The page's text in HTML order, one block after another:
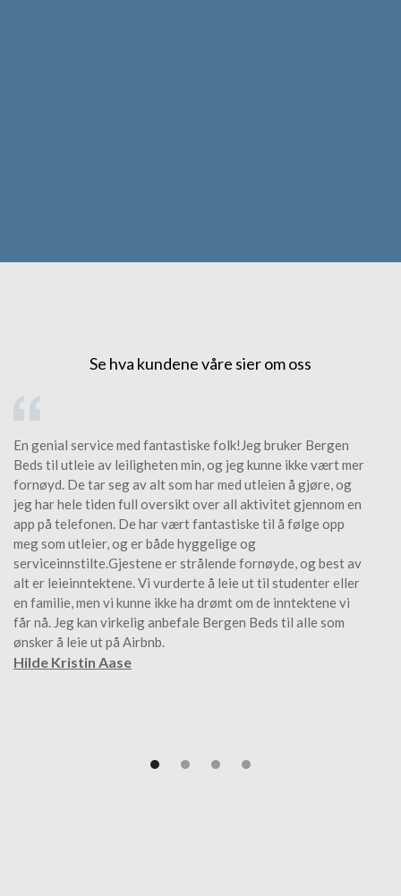
Se hva kundene våre sier om oss
En genial service med fantastiske folk!Jeg bruker Bergen
Beds til utleie av leiligheten min, og jeg kunne ikke vært mer
fornøyd. De tar seg av alt som har med utleien å gjøre, og
jeg har hele tiden full oversikt over all aktivitet gjennom en
app på telefonen. De har vært fantastiske til å følge opp
meg som utleier, og er både hyggelige og
serviceinnstilte.Gjestene er strålende fornøyde, og best av
alt er leieinntektene. Vi vurderte å leie ut til studenter eller
en familie, men vi kunne ikke ha drømt om de inntektene vi
får nå. Jeg kan virkelig anbefale Bergen Beds til alle som
ønsker å leie ut på Airbnb.
Hilde Kristin Aase